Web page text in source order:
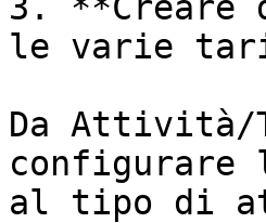
le varie
Da
al tipo di